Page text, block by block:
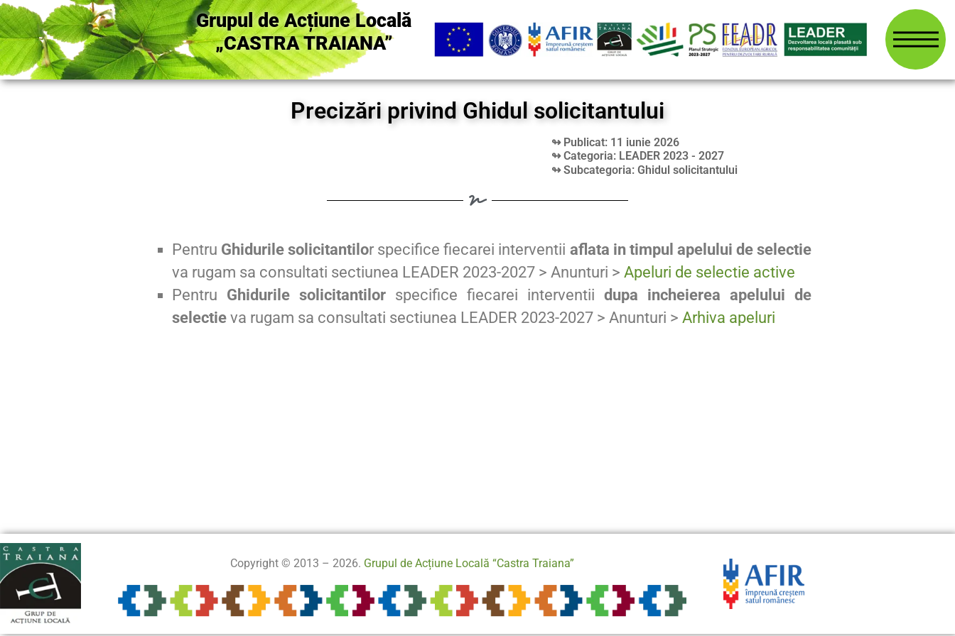
Grupul de Acțiune Locală
„CASTRA TRAIANA”
Precizări privind Ghidul solicitantului
↬ Publicat: 11 iunie 2026
↬ Categoria: LEADER 2023 - 2027
↬ Subcategoria:Ghidul solicitantului
Pentru Ghidurile solicitantilor specifice fiecarei interventii aflata in timpul apelului de selectie
va rugam sa consultati sectiunea LEADER 2023-2027 > Anunturi > Apeluri de selectie active
Pentru Ghidurile solicitantilorspecifice fiecarei interventiidupa incheierea apelului de
selectieva rugam sa consultati sectiunea LEADER 2023-2027 > Anunturi > Arhiva apeluri
Copyright © 2013 – 2026. Grupul de Acțiune Locală “Castra Traiana”